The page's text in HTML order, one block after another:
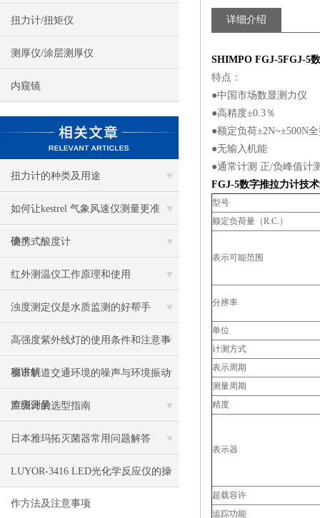
扭力计/扭矩仪
测厚仪/涂层测厚仪
内窥镜
扭力计的种类及用途
如何让kestrel 气象风速仪测量更准
确？
便携式酸度计
红外测温仪工作原理和使用
浊度测定仪是水质监测的好帮手
高强度紫外线灯的使用条件和注意事
项讲解
都市轨道交通环境的噪声与环境振动
监测测量
声级计的选型指南
日本雅玛拓灭菌器常用问题解答
LUYOR-3416 LED光化学反应仪的操
作方法及注意事项
详细介绍
SHIMPO FGJ-5FGJ-5
特点：
●中国市场数显测力仪
●高精度±0.3％
●额定负荷±2N~±500N
●无输入机能
●通常计测 正/负峰值计
FGJ-5数字推拉力计技
型号
额定负荷量（R.C.）
表示可能范围
分辨率
单位
计测方式
表示周期
测量周期
精度
表示器
超载容许
追踪功能